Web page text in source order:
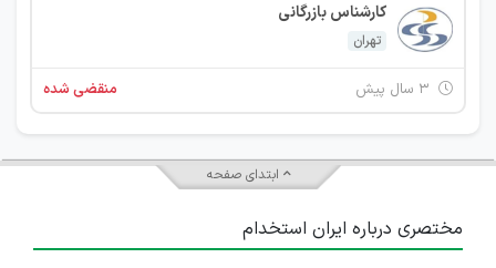
کارشناس بازرگانی
تهران
منقضی شده
ابتدای صفحه
مختصری درباره ایران استخدام